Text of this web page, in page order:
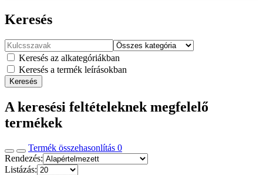
Keresés
Keresés az alkategóriákban
Keresés a termék leírásokban
Keresés
A keresési feltételeknek megfelelő
termékek
Termék összehasonlítás 0
Rendezés:
Listázás: